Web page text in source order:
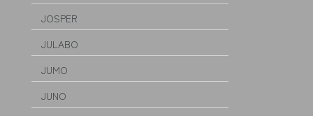
JOSPER
JULABO
JUMO
JUNO